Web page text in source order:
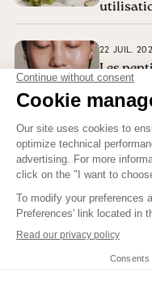
22 JUIL.
Les
les
Pour apprendre